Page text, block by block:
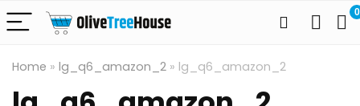
0
Home » lg_q6_amazon_2 » lg_q6_amazon_2